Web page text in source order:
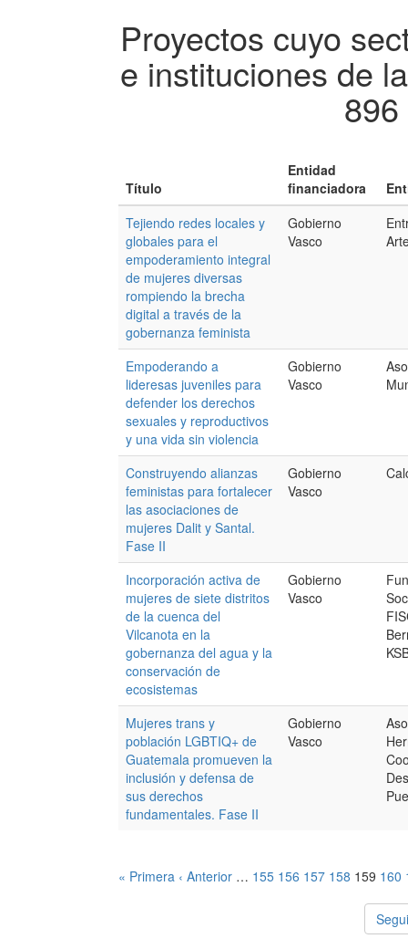
Proyectos cuyo
e instituciones de
Título
Entidad
financiadora
Tejiendo redes locales y
globales para el
empoderamiento integral
de mujeres diversas
rompiendo la brecha
digital a través de la
gobernanza feminista
Gobierno
Vasco
Empoderando a
lideresas juveniles para
defender los derechos
sexuales y reproductivos
y una vida sin violencia
Gobierno
Vasco
Construyendo alianzas
feministas para fortalecer
las asociaciones de
mujeres Dalit y Santal.
Fase II
Gobierno
Vasco
Incorporación activa de
mujeres de siete distritos
de la cuenca del
Vilcanota en la
gobernanza del agua y la
conservación de
ecosistemas
Gobierno
Vasco
Mujeres trans y
población LGBTIQ+ de
Guatemala promueven la
inclusión y defensa de
sus derechos
fundamentales. Fase II
Gobierno
Vasco
« Primera ‹ Anterior … 155 156 157 158 159 160